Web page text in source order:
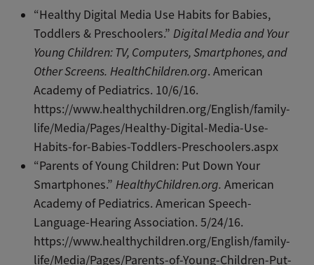
“Healthy Digital Media Use Habits for Babies,
Toddlers & Preschoolers.”Digital Media and Your
Young Children: TV, Computers, Smartphones, and
Other Screens. HealthChildren.org. American
Academy of Pediatrics. 10/6/16.
https://www.healthychildren.org/English/family-
life/Media/Pages/Healthy-Digital-Media-Use-
Habits-for-Babies-Toddlers-Preschoolers.aspx
“Parents of Young Children: Put Down Your
Smartphones.”HealthyChildren.org. American
Academy of Pediatrics. American Speech-
Language-Hearing Association. 5/24/16.
https://www.healthychildren.org/English/family-
life/Media/Pages/Parents-of-Young-Children-Put-